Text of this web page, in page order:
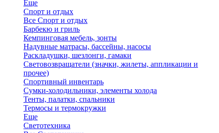
Еще
Спорт и отдых
Все Спорт и отдых
Барбекю и гриль
Кемпинговая мебель, зонты
Надувные матрасы, бассейны, насосы
Раскладушки, шезлонги, гамаки
Световозвращатели (значки, жилеты, аппликации и
прочее)
Спортивный инвентарь
Сумки-холодильники, элементы холода
Тенты, палатки, спальники
Термосы и термокружки
Еще
Светотехника